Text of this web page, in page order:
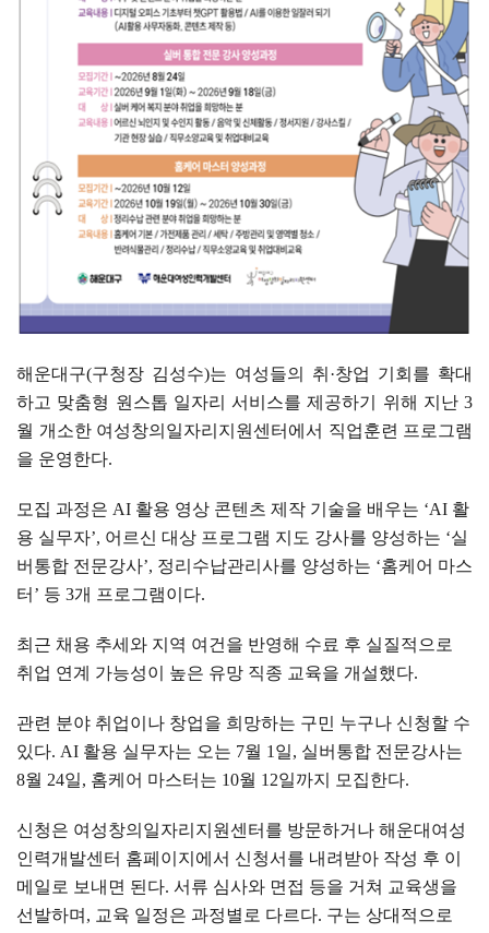
해운대구(구청장 김성수)는 여성들의 취 ·창업 기회를 확대
하고 맞춤형 원스톱 일자리 서비스를 제공하기 위해 지난 3
월 개소한 여성창의일자리지원센터에서 직업훈련 프로그램
을 운영한다.
모집 과정은 AI 활용 영상 콘텐츠 제작 기술을 배우는 ‘AI 활
용 실무자’, 어르신 대상 프로그램 지도 강사를 양성하는 ‘실
버통합 전문강사’, 정리수납관리사를 양성하는 ‘홈케어 마스
터 ’ 등 3개 프로그램이다.
최근 채용 추세와 지역 여건을 반영해 수료 후 실질적으로
취업 연계 가능성이 높은 유망 직종 교육을 개설했다.
관련 분야 취업이나 창업을 희망하는 구민 누구나 신청할 수
있다. AI 활용 실무자는 오는 7월 1 일, 실버통합 전문강사는
8월 24일, 홈케어 마스터는 10월 12일까지 모집한다.
신청은 여성창의일자리지원센터를 방문하거나 해운대여성
인력개발센터 홈페이지에서 신청서를 내려받아 작성 후 이
메일로 보내면 된다. 서류 심사와 면접 등을 거쳐 교육생을
선발하며 , 교육 일정은 과정별로 다르다. 구는 상대적으로